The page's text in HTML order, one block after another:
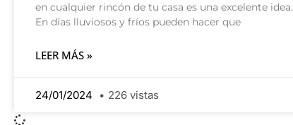
en cualquier rincón de tu casa es una excelente idea.
En días lluviosos y fríos pueden hacer que
LEER MÁS »
24/01/2024 226 vistas